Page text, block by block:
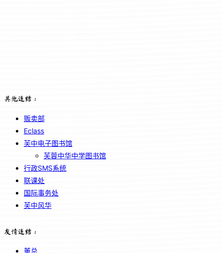
其他连结：
贩卖部
Eclass
芙中电子图书馆
芙蓉中华中学图书馆
行政SMS系统
联课处
国际事务处
芙中风华
友情连结：
董总